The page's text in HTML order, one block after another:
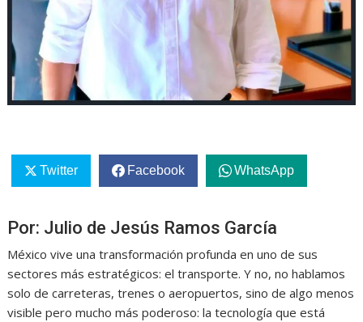
Twitter Facebook WhatsApp
Por: Julio de Jesús Ramos García
México vive una transformación profunda en uno de sus
sectores más estratégicos: el transporte. Y no, no hablamos
solo de carreteras, trenes o aeropuertos, sino de algo menos
visible pero mucho más poderoso: la tecnología que está